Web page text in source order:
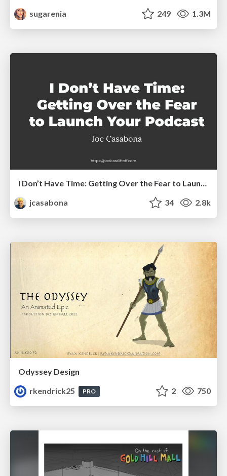
sugarenia
249 1.3M
jcasabona
34 2.8k
Odyssey Design
rkendrick25
PRO 2 750